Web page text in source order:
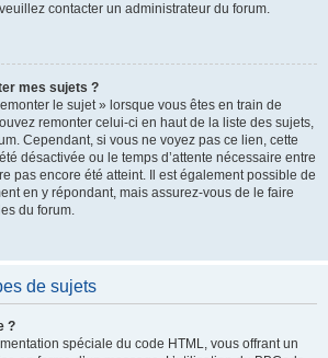
contacter un administrateur du forum.
mes sujets ?
le sujet » lorsque vous êtes en train de
remonter celui-ci en haut de la liste des sujets,
Cependant, si vous ne voyez pas ce lien, cette
désactivée ou le temps d’attente nécessaire entre
pas encore été atteint. Il est également possible de
en y répondant, mais assurez-vous de le faire
du forum.
de sujets
?
spéciale du code HTML, vous offrant un